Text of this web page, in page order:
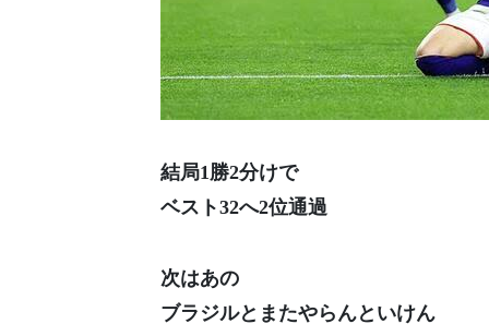
結局1勝2分けで
ベスト32へ2位通過
次はあの
ブラジルとまたやらんといけん